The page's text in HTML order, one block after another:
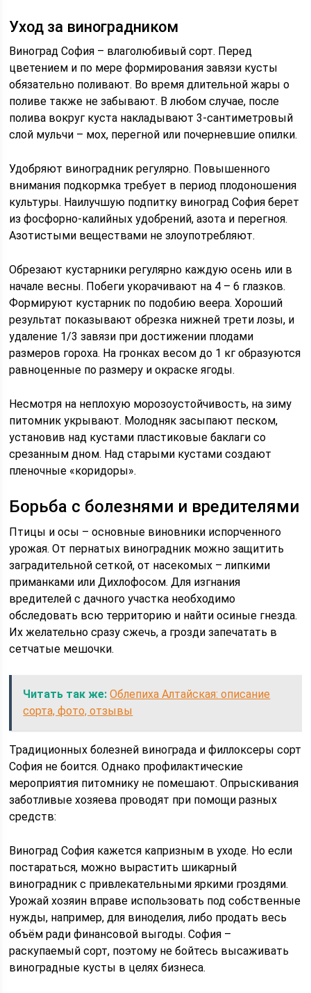
Уход за виноградником
Виноград София – влаголюбивый сорт. Перед
цветением и по мере формирования завязи кусты
обязательно поливают. Во время длительной жары о
поливе также не забывают. В любом случае, после
полива вокруг куста накладывают 3-сантиметровый
слой мульчи – мох, перегной или почерневшие опилки.
Удобряют виноградник регулярно. Повышенного
внимания подкормка требует в период плодоношения
культуры. Наилучшую подпитку виноград София берет
из фосфорно-калийных удобрений, азота и перегноя.
Азотистыми веществами не злоупотребляют.
Обрезают кустарники регулярно каждую осень или в
начале весны. Побеги укорачивают на 4 – 6 глазков.
Формируют кустарник по подобию веера. Хороший
результат показывают обрезка нижней трети лозы, и
удаление 1/3 завязи при достижении плодами
размеров гороха. На гронках весом до 1 кг образуются
равноценные по размеру и окраске ягоды.
Несмотря на неплохую морозоустойчивость, на зиму
питомник укрывают. Молодняк засыпают песком,
установив над кустами пластиковые баклаги со
срезанным дном. Над старыми кустами создают
пленочные «коридоры».
Борьба с болезнями и вредителями
Птицы и осы – основные виновники испорченного
урожая. От пернатых виноградник можно защитить
заградительной сеткой, от насекомых – липкими
приманками или Дихлофосом. Для изгнания
вредителей с дачного участка необходимо
обследовать всю территорию и найти осиные гнезда.
Их желательно сразу сжечь, а грозди запечатать в
сетчатые мешочки.
Читать так же: Облепиха Алтайская: описание
сорта, фото, отзывы
Традиционных болезней винограда и филлоксеры сорт
София не боится. Однако профилактические
мероприятия питомнику не помешают. Опрыскивания
заботливые хозяева проводят при помощи разных
средств:
Виноград София кажется капризным в уходе. Но если
постараться, можно вырастить шикарный
виноградник с привлекательными яркими гроздями.
Урожай хозяин вправе использовать под собственные
нужды, например, для виноделия, либо продать весь
объём ради финансовой выгоды. София –
раскупаемый сорт, поэтому не бойтесь высаживать
виноградные кусты в целях бизнеса.